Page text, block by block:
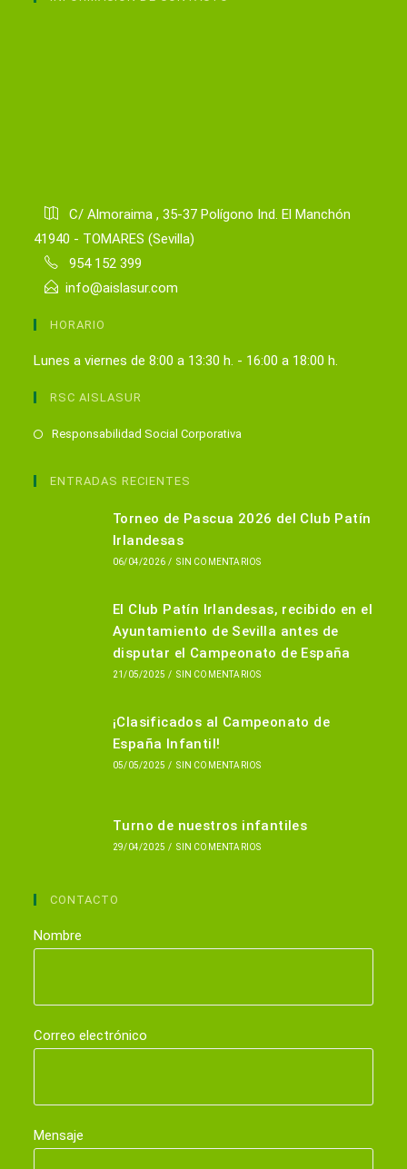
C/ Almoraima , 35-37 Polígono Ind. El Manchón
41940 - TOMARES (Sevilla)
954 152 399
info@aislasur.com
HORARIO
Lunes a viernes de 8:00 a 13:30 h. - 16:00 a 18:00 h.
RSC AISLASUR
Responsabilidad Social Corporativa
nueva
ENTRADAS RECIENTES
Torneo de Pascua 2026 del Club Patín
Irlandesas
06/04/2026 / SIN COMENTARIOS
El Club Patín Irlandesas, recibido en el
Ayuntamiento de Sevilla antes de
disputar el Campeonato de España
21/05/2025 / SIN COMENTARIOS
¡Clasificados al Campeonato de
España Infantil!
05/05/2025 / SIN COMENTARIOS
Turno de nuestros infantiles
29/04/2025 / SIN COMENTARIOS
CONTACTO
Nombre
Correo electrónico
Mensaje